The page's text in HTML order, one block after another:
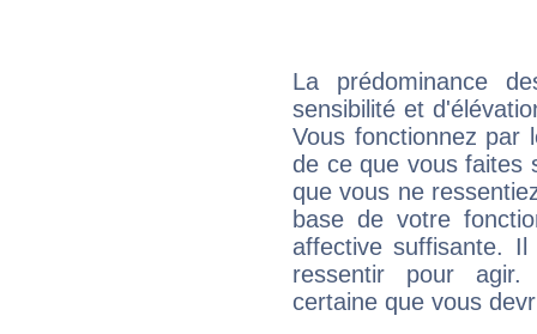
La prédominance
sensibilité et
Vous fonctionnez
de ce que vous faites
que vous ne
base de votre
affective suffisante.
ressentir pour agir.
certaine que vous